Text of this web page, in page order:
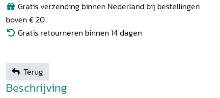
Gratis verzending binnen Nederland bij bestellingen
boven € 20
Gratis retourneren binnen 14 dagen
Terug
Beschrijving